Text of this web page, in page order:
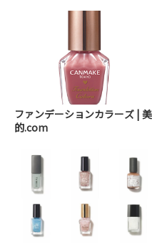
ファンデーションカラーズ | 美
的.com